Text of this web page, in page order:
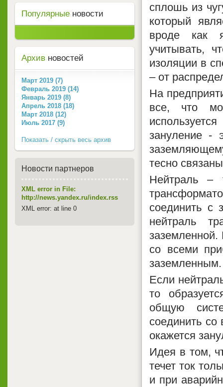
сплошь из
который
вроде как
учитывать,
изоляции в
– от
На
все, что
зануление -
тесно
Нейтраль –
соединить с
нейтраль
заземленной.
со всеми
заземленным.
Если
то
общую
соединить
окажется
Идея в том,
течет ток
и при
Популярные новости
Архив новостей
Март 2019 (7)
Февраль 2019 (14)
Январь 2019 (8)
Апрель 2018 (18)
Март 2018 (12)
Июль 2017 (9)
Показать / скрыть весь архив
Новости партнеров
XML error in File:
http://news.yandex.ru/index.rss
XML error: at line 0